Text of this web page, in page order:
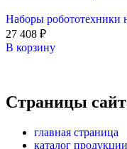
Наборы робототехники
27 408 ₽
В корзину
Страницы
главная страница
каталог продукции